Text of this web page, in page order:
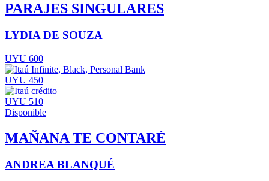
PARAJES SINGULARES
LYDIA DE SOUZA
UYU 600
UYU 450
UYU 510
Disponible
MAÑANA TE CONTARÉ
ANDREA BLANQUÉ